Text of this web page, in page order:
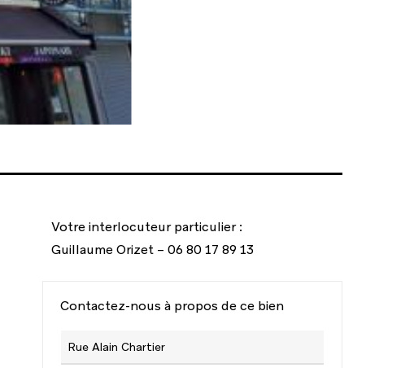
Votre interlocuteur particulier :
Guillaume Orizet – 06 80 17 89 13
Contactez-nous à propos de ce bien